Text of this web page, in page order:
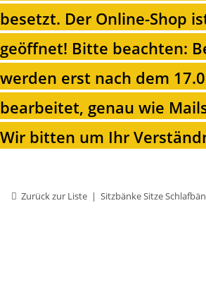
besetzt. Der Online-Shop
geöffnet! Bitte beachten:
werden erst nach dem
bearbeitet, genau wie
Wir bitten um Ihr
Zurück zur Liste Sitzbänke Sitze